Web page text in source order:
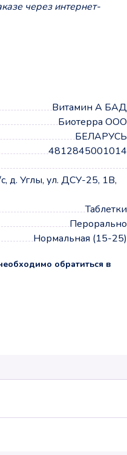
через интернет-
Витамин А БАД
Биотерра ООО
БЕЛАРУСЬ
4812845001014
д. Углы, ул. ДСУ-25, 1В,
Таблетки
Перорально
Нормальная (15-25)
обратиться в